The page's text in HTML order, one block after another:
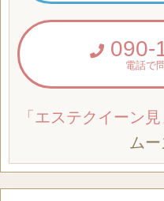
090-
電話で
「エステクイーン見
ムー